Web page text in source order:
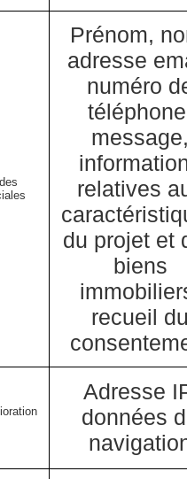
Prénom,
adresse
numéro
relatives
du projet et
biens
recueil
Adresse
données